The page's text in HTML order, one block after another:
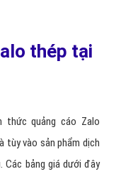
thép tại
quảng cáo Zalo
tùy vào sản phẩm dịch
Các bảng giá dưới đây